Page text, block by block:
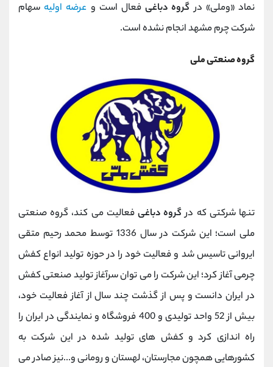
نماد «وملی» در گروه دباغیفعال است و عرضه اولیه سهام
شرکت چرم مشهد انجام نشده است.
گروه صنعتی ملی
تنها شرکتی که درگروه دباغی فعالیت می کند، گروه صنعتی
ملی است؛ این شرکت در سال 1336 توسط محمد رحیم متقی
ایروانی تاسیس شد و فعالیت خود را در حوزه تولید انواع کفش
چرمی آغاز کرد؛ این شرکت را می توان سرآغاز تولید صنعتی کفش
در ایران دانست و پس از گذشت چند سال از آغاز فعالیت خود،
بیش از 52 واحد تولیدی و 400 فروشگاه و نمایندگی در ایران را
راه اندازی کرد و کفش های تولید شده در این شرکت به
کشورهایی همچون مجارستان، لهستان و رومانی و...نیز صادر می